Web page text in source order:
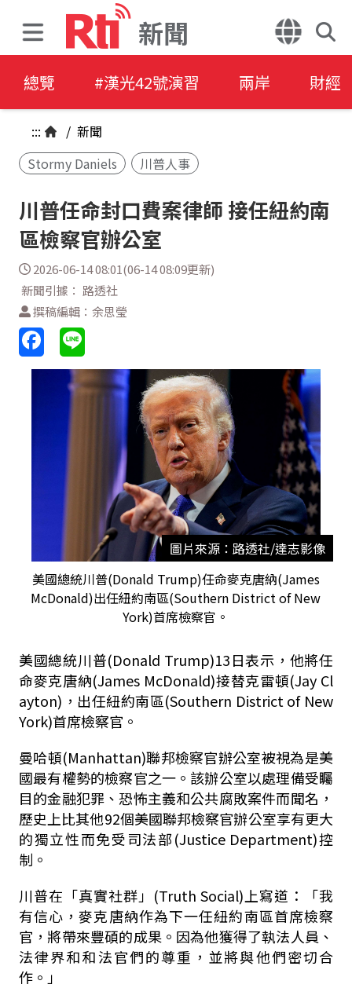
新聞
總覽 #漢光42號演習 兩岸 財經
::: / 新聞
Stormy Daniels
川普人事
川普任命封口費案律師 接任紐約南
區檢察官辦公室
2026-06-14 08:01(06-14 08:09更新)
新聞引據： 路透社
撰稿編輯：余思瑩
圖片來源：路透社/達志影像
美國總統川普(Donald Trump)任命麥克唐納(James
McDonald)出任紐約南區(Southern District of New
York)首席檢察官。
美國總統川普(Donald Trump)13日表示，他將任
命麥克唐納(James McDonald)接替克雷頓(Jay Cl
ayton)，出任紐約南區(Southern District of New
York)首席檢察官。
曼哈頓(Manhattan)聯邦檢察官辦公室被視為是美
國最有權勢的檢察官之一。該辦公室以處理備受矚
目的金融犯罪、恐怖主義和公共腐敗案件而聞名，
歷史上比其他92個美國聯邦檢察官辦公室享有更大
的獨立性而免受司法部(Justice Department)控
制。
川普在「真實社群」(Truth Social)上寫道：「我
有信心，麥克唐納作為下一任紐約南區首席檢察
官，將帶來豐碩的成果。因為他獲得了執法人員、
法律界和和法官們的尊重，並將與他們密切合
作。」